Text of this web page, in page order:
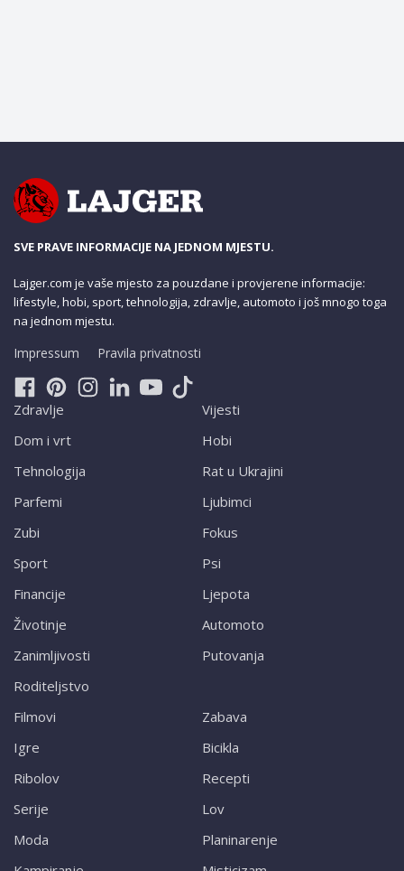
SVE PRAVE INFORMACIJE NA JEDNOM MJESTU.
Lajger.com je vaše mjesto za pouzdane i provjerene informacije:
lifestyle, hobi, sport, tehnologija, zdravlje, automoto i još mnogo toga
na jednom mjestu.
Impressum Pravila privatnosti
Zdravlje
Dom i vrt
Tehnologija
Parfemi
Zubi
Sport
Financije
Životinje
Zanimljivosti
Roditeljstvo
Vijesti
Hobi
Rat u Ukrajini
Ljubimci
Fokus
Psi
Ljepota
Automoto
Putovanja
Filmovi
Igre
Ribolov
Serije
Moda
Zabava
Bicikla
Recepti
Lov
Planinarenje